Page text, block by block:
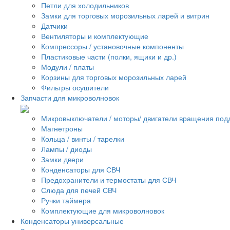
Петли для холодильников
Замки для торговых морозильных ларей и витрин
Датчики
Вентиляторы и комплектующие
Компрессоры / установочные компоненты
Пластиковые части (полки, ящики и др.)
Модули / платы
Корзины для торговых морозильных ларей
Фильтры осушители
Запчасти для микроволновок
Микровыключатели / моторы/ двигатели вращения
Магнетроны
Кольца / винты / тарелки
Лампы / диоды
Замки двери
Конденсаторы для СВЧ
Предохранители и термостаты для СВЧ
Слюда для печей СВЧ
Ручки таймера
Комплектующие для микроволновок
Конденсаторы универсальные